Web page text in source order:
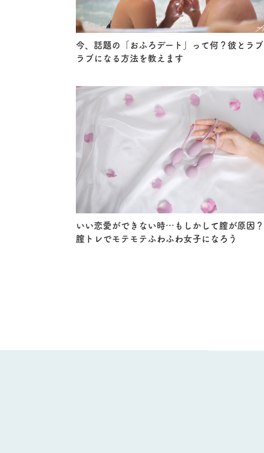
今、話題の「おふろデート」って何？彼とラブ
ラブになる方法を教えます
いい恋愛ができない時…もしかして膣が原因？
膣トレでモテモテふわふわ女子になろう